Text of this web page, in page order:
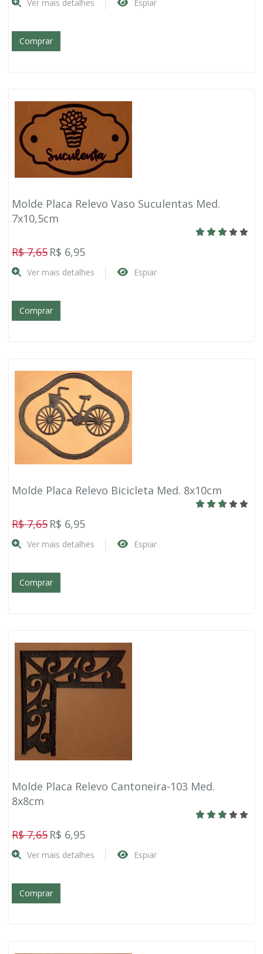
Ver mais detalhes Espiar
Comprar
Molde Placa Relevo Vaso Suculentas Med.
7x10,5cm
R$ 7,65 R$ 6,95
Ver mais detalhes Espiar
Comprar
Molde Placa Relevo Bicicleta Med. 8x10cm
R$ 7,65 R$ 6,95
Ver mais detalhes Espiar
Comprar
Molde Placa Relevo Cantoneira-103 Med.
8x8cm
R$ 7,65 R$ 6,95
Ver mais detalhes Espiar
Comprar